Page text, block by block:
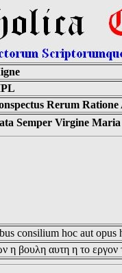
Rerum
Semper Virgine
consilium hoc aut
η βουλη αυτη η το εργον